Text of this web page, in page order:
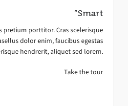
”Smart
pretium porttitor. Cras scelerisque
dolor enim, faucibus egestas
hendrerit, aliquet sed lorem.
Take the tour